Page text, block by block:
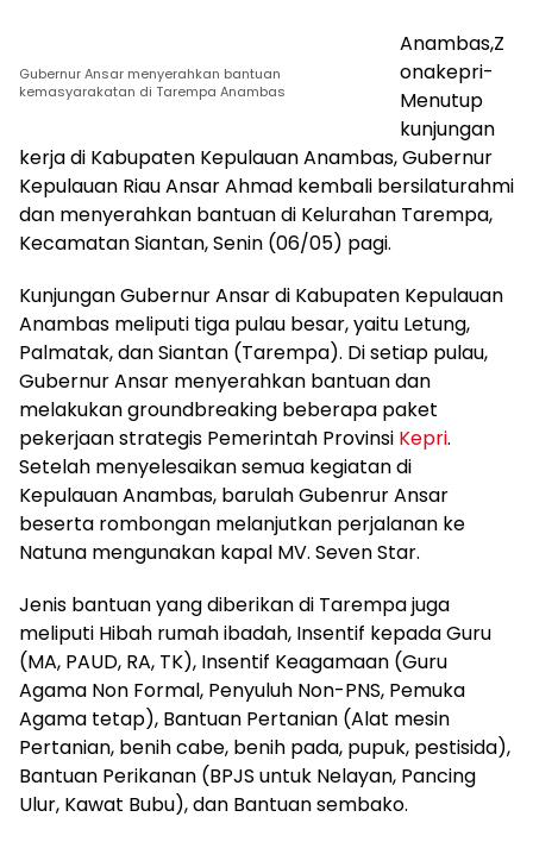
Gubernur Ansar menyerahkan bantuan
kemasyarakatan di Tarempa Anambas
Anambas,Z
onakepri-
Menutup
kunjungan
kerja di Kabupaten Kepulauan Anambas, Gubernur
Kepulauan Riau Ansar Ahmad kembali bersilaturahmi
dan menyerahkan bantuan di Kelurahan Tarempa,
Kecamatan Siantan, Senin (06/05) pagi.
Kunjungan Gubernur Ansar di Kabupaten Kepulauan
Anambas meliputi tiga pulau besar, yaitu Letung,
Palmatak, dan Siantan (Tarempa). Di setiap pulau,
Gubernur Ansar menyerahkan bantuan dan
melakukan groundbreaking beberapa paket
pekerjaan strategis Pemerintah Provinsi Kepri.
Setelah menyelesaikan semua kegiatan di
Kepulauan Anambas, barulah Gubenrur Ansar
beserta rombongan melanjutkan perjalanan ke
Natuna mengunakan kapal MV. Seven Star.
Jenis bantuan yang diberikan di Tarempa juga
meliputi Hibah rumah ibadah, Insentif kepada Guru
(MA, PAUD, RA, TK), Insentif Keagamaan (Guru
Agama Non Formal, Penyuluh Non-PNS, Pemuka
Agama tetap), Bantuan Pertanian (Alat mesin
Pertanian, benih cabe, benih pada, pupuk, pestisida),
Bantuan Perikanan (BPJS untuk Nelayan, Pancing
Ulur, Kawat Bubu), dan Bantuan sembako.